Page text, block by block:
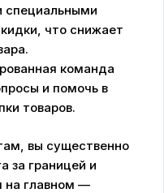
специальными
что снижает
команда
и помочь в
товаров.
вы существенно
за границей и
на главном —